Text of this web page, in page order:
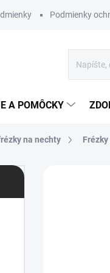
Podmienky
A POMÔCKY
na nechty Frézky